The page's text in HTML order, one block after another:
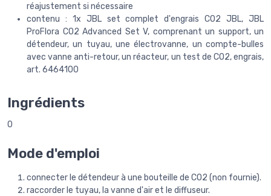
réajustement si nécessaire
contenu : 1x JBL set complet d'engrais CO2 JBL, JBL
ProFlora CO2 Advanced Set V, comprenant un support, un
détendeur, un tuyau, une électrovanne, un compte-bulles
avec vanne anti-retour, un réacteur, un test de CO2, engrais,
art. 6464100
Ingrédients
0
Mode d'emploi
connecter le détendeur à une bouteille de CO2 (non fournie).
raccorder le tuyau, la vanne d'air et le diffuseur.